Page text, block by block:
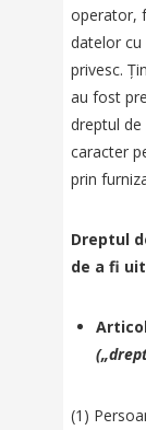
operator,
datelor cu
privesc.
au fost
dreptul
caracter
prin
Dreptul
de a fi
(1)